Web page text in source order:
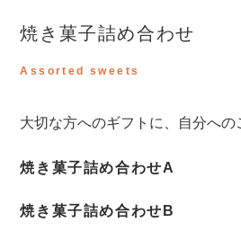
焼き菓子詰め合わせ
Assorted sweets
大切な方へのギフトに、自分への
焼き菓子詰め合わせA
焼き菓子詰め合わせB